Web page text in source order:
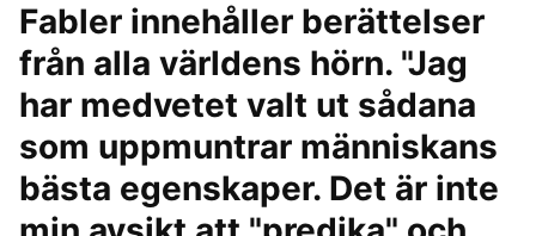
Fabler innehåller berättelser
från alla världens hörn. "Jag
har medvetet valt ut sådana
som uppmuntrar människans
bästa egenskaper. Det är inte